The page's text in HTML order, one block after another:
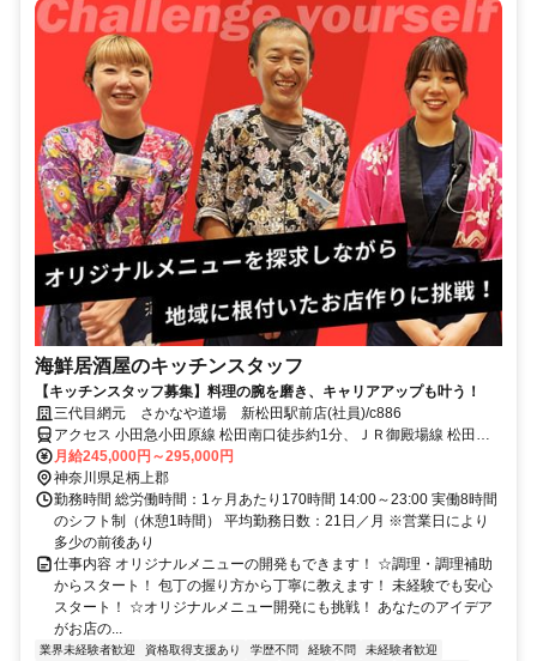
海鮮居酒屋のキッチンスタッフ
【キッチンスタッフ募集】料理の腕を磨き、キャリアアップも叶う！
三代目網元 さかなや道場 新松田駅前店(社員)/c886
アクセス 小田急小田原線 松田南口徒歩約1分、ＪＲ御殿場線 松田南
口徒歩約1分、小田急小田原線 新松田北口徒歩約1分
月給245,000円～295,000円
神奈川県足柄上郡
勤務時間 総労働時間：1ヶ月あたり170時間 14:00～23:00 実働8時間
のシフト制（休憩1時間） 平均勤務日数：21日／月 ※営業日により
多少の前後あり
仕事内容 オリジナルメニューの開発もできます！ ☆調理・調理補助
からスタート！ 包丁の握り方から丁寧に教えます！ 未経験でも安心
スタート！ ☆オリジナルメニュー開発にも挑戦！ あなたのアイデア
がお店の...
業界未経験者歓迎 資格取得支援あり 学歴不問 経験不問
未経験者歓迎